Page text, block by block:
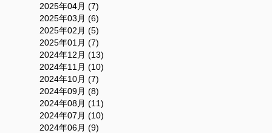
2025年04月 (7)
2025年03月 (6)
2025年02月 (5)
2025年01月 (7)
2024年12月 (13)
2024年11月 (10)
2024年10月 (7)
2024年09月 (8)
2024年08月 (11)
2024年07月 (10)
2024年06月 (9)